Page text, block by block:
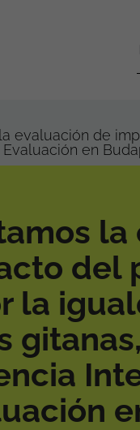
evaluación de
en
del
la